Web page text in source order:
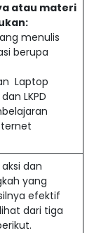
atau materi
menulis
berupa
Laptop
LKPD
dan
yang
efektif
dari tiga